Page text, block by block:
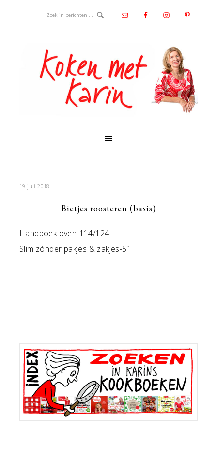
19 juli 2018
Bietjes roosteren (basis)
Handboek oven-114/124
Slim zónder pakjes & zakjes-51
Primaire
Sidebar